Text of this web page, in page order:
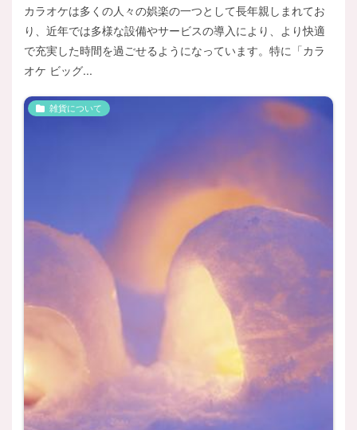
カラオケは多くの人々の娯楽の一つとして長年親しまれてお
り、近年では多様な設備やサービスの導入により、より快適
で充実した時間を過ごせるようになっています。特に「カラ
オケ ビッグ...
雑貨について